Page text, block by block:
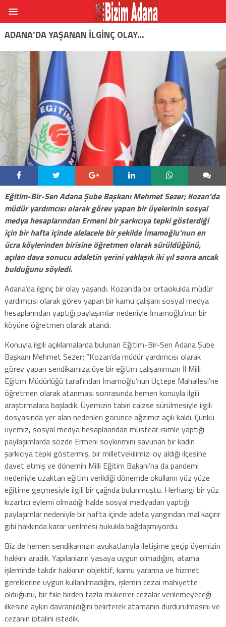
ADANA’DA YAŞANAN ILGINÇ OLAY…
Eğitim-Bir-Sen Adana Şube Başkanı Mehmet Sezer; Kozan’da
müdür yardımcısı olarak görev yapan bir üyelerinin sosyal
medya hesaplarından Ermeni bir şarkıcıya tepki gösterdiği
için bir hafta içinde alelacele bir şekilde İmamoğlu’nun en
ücra köylerinden birisine öğretmen olarak sürüldüğünü,
açılan dava sonucu adaletin yerini yaklaşık iki yıl sonra ancak
bulduğunu söyledi.
Adana’da ilginç bir olay yaşandı. Kozan’da bir ortaokulda müdür
yardımcısı olarak görev yapan bir kamu çalışanı sosyal medya
hesaplarından yaptığı paylaşımlar nedeniyle İmamoğlu’nun bir
köyüne öğretmen olarak atandı.
Konuyla ilgili açıklamalarda bulunan Eğitim-Bir-Sen Adana Şube
Başkanı Mehmet Sezer; “Kozan’da müdür yardımcısı olarak
görev yapan sendikamıza üye bir eğitim çalışanımızın İl Milli
Eğitim Müdürlüğü tarafından İmamoğlu’nun Üçtepe Mahallesi’ne
öğretmen olarak atanması sonrasında hemen konuyla ilgili
araştırmalara başladık. Üyemizin tabiri caizse sürülmesiyle ilgili
dosyasında yer alan nedenleri görünce ağzımız açık kaldı. Çünkü
üyemiz, sosyal medya hesaplarından müstear isimle yaptığı
paylaşımlarda sözde Ermeni soykırımını savunan bir kadın
şarkıcıya tepki göstermiş, bir milletvekilimizi oy aldığı ilçesine
davet etmiş ve dönemin Milli Eğitim Bakanı’na da pandemi
nedeniyle uzaktan eğitim verildiği dönemde okulların yüz yüze
eğitime geçmesiyle ilgili bir çağrıda bulunmuştu. Herhangi bir yüz
kızartıcı eylemi olmadığı halde sosyal medyadan yaptığı
paylaşımlar nedeniyle bir hafta içinde adeta yangından mal kaçırır
gibi hakkında karar verilmesi hukukla bağdaşmıyordu.
Biz de hemen sendikamızın avukatlarıyla iletişime geçip üyemizin
hakkını aradık. Yapılanların yasaya uygun olmadığını, atama
işleminde takdir hakkının objektif, kamu yararına ve hizmet
gereklerine uygun kullanılmadığını, işlemin cezai mahiyette
olduğunu, bir fiile birden fazla mükerrer cezalar verilemeyeceği
ilkesine aykırı davranıldığını belirterek atamanın durdurulmasını ve
cezanın iptalini istedik.